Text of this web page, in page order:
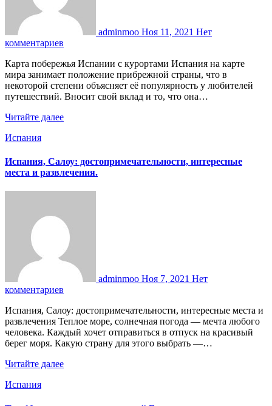
adminmoo Ноя 11, 2021 Нет
комментариев
Карта побережья Испании с курортами Испания на карте
мира занимает положение прибрежной страны, что в
некоторой степени объясняет её популярность у любителей
путешествий. Вносит свой вклад и то, что она…
Читайте далее
Испания
Испания, Салоу: достопримечательности, интересные
места и развлечения.
adminmoo Ноя 7, 2021 Нет
комментариев
Испания, Салоу: достопримечательности, интересные места и
развлечения Теплое море, солнечная погода — мечта любого
человека. Каждый хочет отправиться в отпуск на красивый
берег моря. Какую страну для этого выбрать —…
Читайте далее
Испания